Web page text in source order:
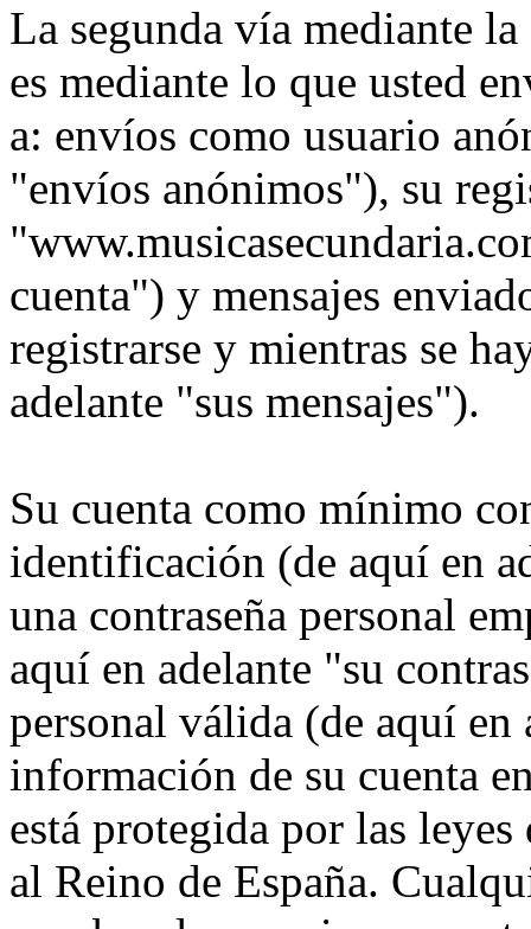
La segunda vía mediante
es mediante lo que usted
a: envíos como usuario
"envíos anónimos"), su
cuenta") y mensajes
registrarse y mientras se
adelante "sus mensajes").
Su cuenta como mínimo
identificación (de aquí en
una contraseña personal
aquí en adelante "su
personal válida (de aquí
información de su cuenta
está protegida por las
al Reino de España.